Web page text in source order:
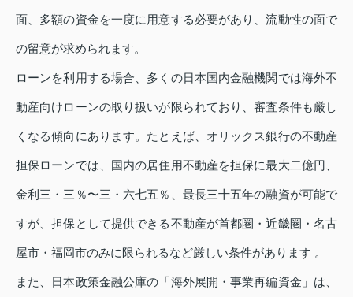
面、多額の資金を一度に用意する必要があり、流動性の面で
の留意が求められます。
ローンを利用する場合、多くの日本国内金融機関では海外不
動産向けローンの取り扱いが限られており、審査条件も厳し
くなる傾向にあります。たとえば、オリックス銀行の不動産
担保ローンでは、国内の居住用不動産を担保に最大二億円、
金利三・三％〜三・六七五％、最長三十五年の融資が可能で
すが、担保として提供できる不動産が首都圏・近畿圏・名古
屋市・福岡市のみに限られるなど厳しい条件があります 。
また、日本政策金融公庫の「海外展開・事業再編資金」は、